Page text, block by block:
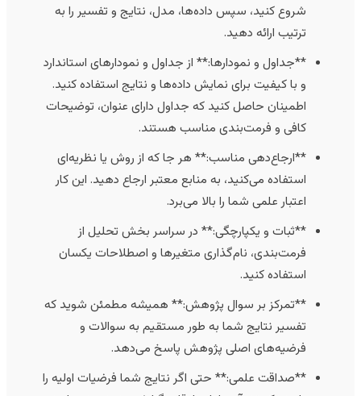
شروع کنید، سپس داده‌ها، مدل، نتایج و تفسیر را به
ترتیب ارائه دهید.
**جداول و نمودارها:** از جداول و نمودارهای استاندارد
و با کیفیت برای نمایش داده‌ها و نتایج استفاده کنید.
اطمینان حاصل کنید که جداول دارای عنوان، توضیحات
کافی و فرمت‌بندی مناسب هستند.
**ارجاع‌دهی مناسب:** هر جا که از روش یا نظریه‌ای
استفاده می‌کنید، به منابع معتبر ارجاع دهید. این کار
اعتبار علمی شما را بالا می‌برد.
**ثبات و یکپارچگی:** در سراسر بخش تحلیل از
فرمت‌بندی، نام‌گذاری متغیرها و اصطلاحات یکسان
استفاده کنید.
**تمرکز بر سوال پژوهش:** همیشه مطمئن شوید که
تفسیر نتایج شما به طور مستقیم به سوالات و
فرضیه‌های اصلی پژوهش پاسخ می‌دهد.
**صداقت علمی:** حتی اگر نتایج شما فرضیات اولیه را